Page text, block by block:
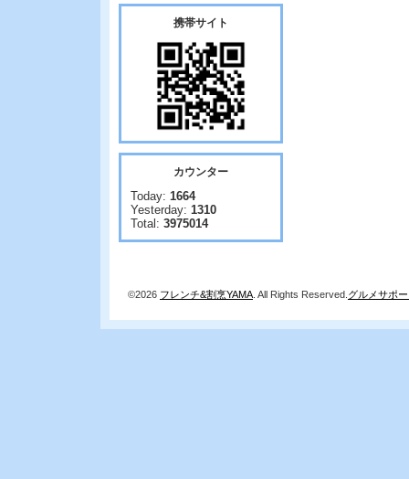
携帯サイト
カウンター
Today: 1664
Yesterday: 1310
Total: 3975014
©2026 フレンチ&割烹YAMA . All Rights Reserved. グルメサポ